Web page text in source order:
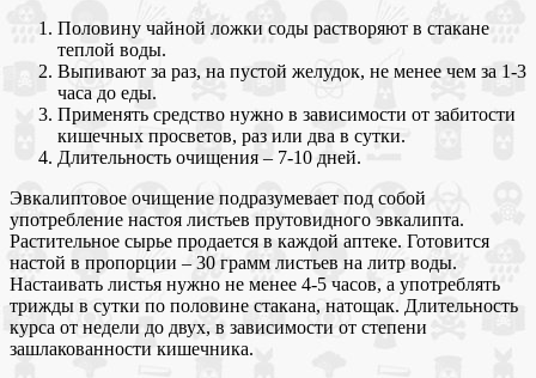
Половину чайной ложки соды растворяют в стакане
теплой воды.
Выпивают за раз, на пустой желудок, не менее чем за 1-3
часа до еды.
Применять средство нужно в зависимости от забитости
кишечных просветов, раз или два в сутки.
Длительность очищения – 7-10 дней.
Эвкалиптовое очищение подразумевает под собой
употребление настоя листьев прутовидного эвкалипта.
Растительное сырье продается в каждой аптеке. Готовится
настой в пропорции – 30 грамм листьев на литр воды.
Настаивать листья нужно не менее 4-5 часов, а употреблять
трижды в сутки по половине стакана, натощак. Длительность
курса от недели до двух, в зависимости от степени
зашлакованности кишечника.